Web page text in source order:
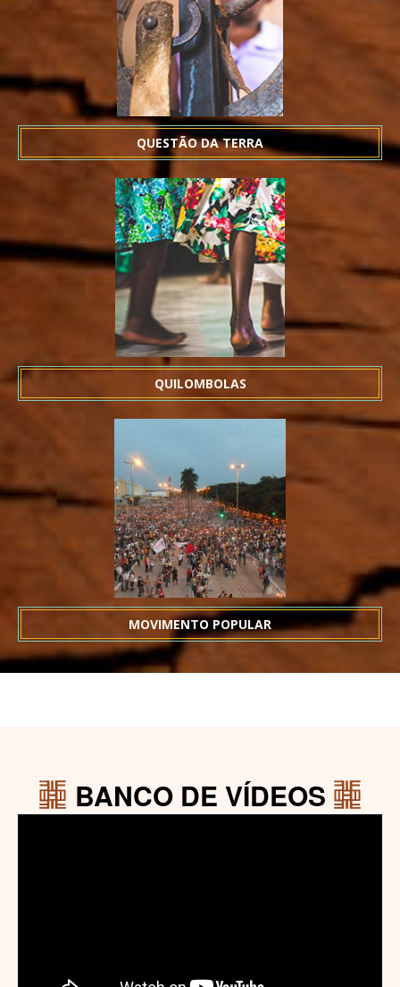
QUESTÃO DA TERRA
QUILOMBOLAS
MOVIMENTO POPULAR
BANCO DE VÍDEOS